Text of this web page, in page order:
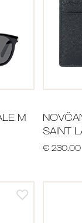
M
SAINT
€ 230.00